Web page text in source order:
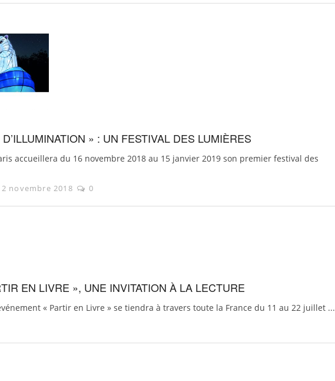
» : UN FESTIVAL DES LUMIÈRES
accueillera du 16 novembre 2018 au 15 janvier 2019 son premier festival des
2 novembre 2018 0
EN LIVRE », UNE INVITATION À LA LECTURE
« Partir en Livre » se tiendra à travers toute la France du 11 au 22 juillet ...